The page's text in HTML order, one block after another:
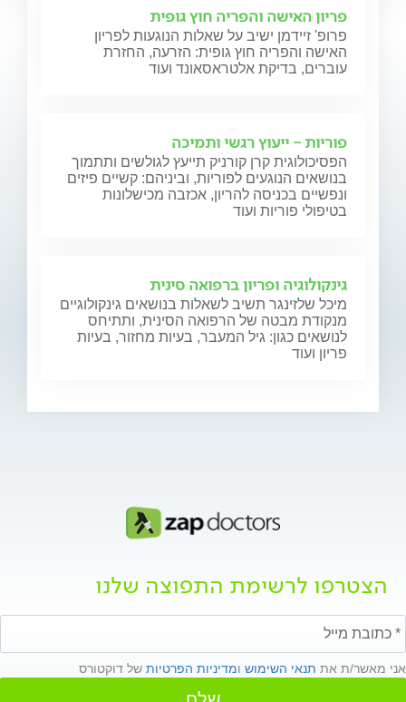
פריון האישה והפריה חוץ גופית
פרופ' זיידמן ישיב על שאלות הנוגעות לפריון
האישה והפריה חוץ גופית: הזרעה, החזרת
עוברים, בדיקת אלטראסאונד ועוד
פוריות - ייעוץ רגשי ותמיכה
הפסיכולוגית קרן קורניק תייעץ לגולשים ותתמוך
בנושאים הנוגעים לפוריות, וביניהם: קשיים פיזים
ונפשיים בכניסה להריון, אכזבה מכישלונות
בטיפולי פוריות ועוד
גינקולוגיה ופריון ברפואה סינית
מיכל שלזינגר תשיב לשאלות בנושאים גינקולוגיים
מנקודת מבטה של הרפואה הסינית, ותתיחס
לנושאים כגון: גיל המעבר, בעיות מחזור, בעיות
פריון ועוד
הצטרפו לרשימת התפוצה שלנו
אני מאשר/ת את תנאי השימוש ומדיניות הפרטיות של דוקטורס